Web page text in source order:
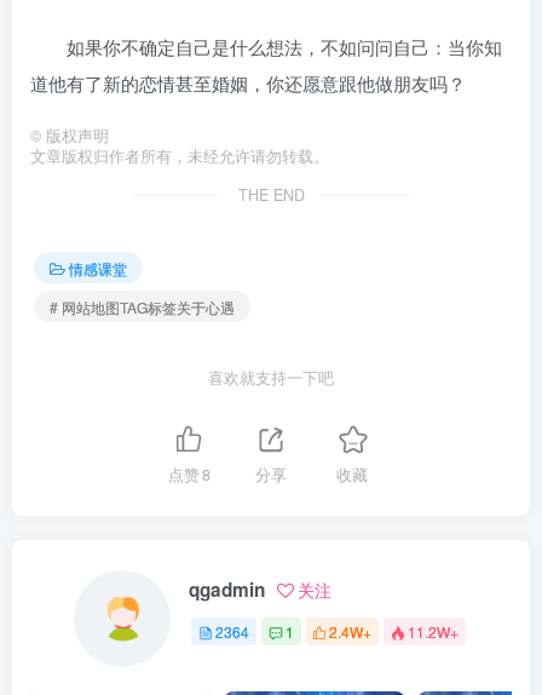
如果你不确定自己是什么想法，不如问问自己：当你知
道他有了新的恋情甚至婚姻，你还愿意跟他做朋友吗？
© 版权声明
文章版权归作者所有，未经允许请勿转载。
THE END
情感课堂
# 网站地图TAG标签关于心遇
喜欢就支持一下吧
点赞8 分享 收藏
qgadmin 关注
2364 1 2.4W+ 11.2W+